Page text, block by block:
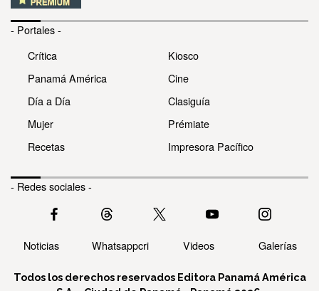
- Portales -
Crítica
Panamá América
Día a Día
Mujer
Recetas
Kiosco
Cine
Clasiguía
Prémiate
Impresora Pacífico
- Redes sociales -
Noticias Whatsappcri Videos Galerías
Todos los derechos reservados Editora Panamá América